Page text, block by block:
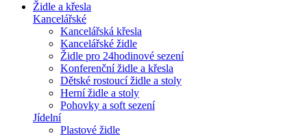
Židle a křesla
Kancelářské
Kancelářská křesla
Kancelářské židle
Židle pro 24hodinové sezení
Konferenční židle a křesla
Dětské rostoucí židle a stoly
Herní židle a stoly
Pohovky a soft sezení
Jídelní
Plastové židle